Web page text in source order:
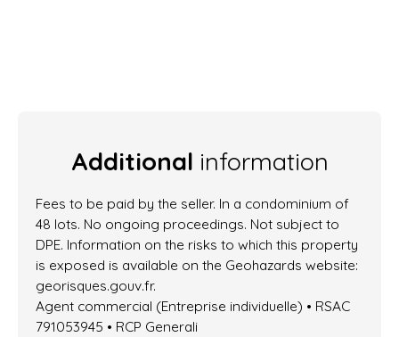
Additional information
Fees to be paid by the seller. In a condominium of
48 lots. No ongoing proceedings. Not subject to
DPE. Information on the risks to which this property
is exposed is available on the Geohazards website:
georisques.gouv.fr.
Agent commercial (Entreprise individuelle) • RSAC
791053945 • RCP Generali